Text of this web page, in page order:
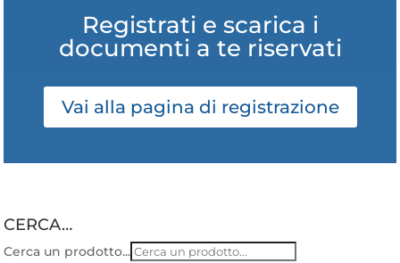
Registrati e scarica i
documenti a te riservati
Vai alla pagina di registrazione
CERCA…
Cerca un prodotto...